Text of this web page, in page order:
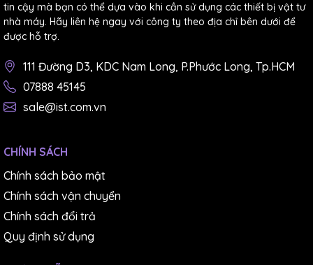
tin cậy mà bạn có thể dựa vào khi cần sử dụng các thiết bị vật tư
nhà máy. Hãy liên hệ ngay với công ty theo địa chỉ bên dưới để
được hỗ trợ.
111 Đường D3, KDC Nam Long, P.Phước Long, Tp.HCM
07888 45145
sale@ist.com.vn
CHÍNH SÁCH
Chính sách bảo mật
Chính sách vận chuyển
Chính sách đổi trả
Quy định sử dụng